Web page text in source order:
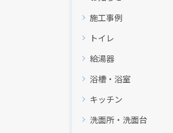
施工事例
トイレ
給湯器
浴槽・浴室
キッチン
洗面所・洗面台
現在、新聞に入っている折込チ
現在、新聞に入っている折込チ